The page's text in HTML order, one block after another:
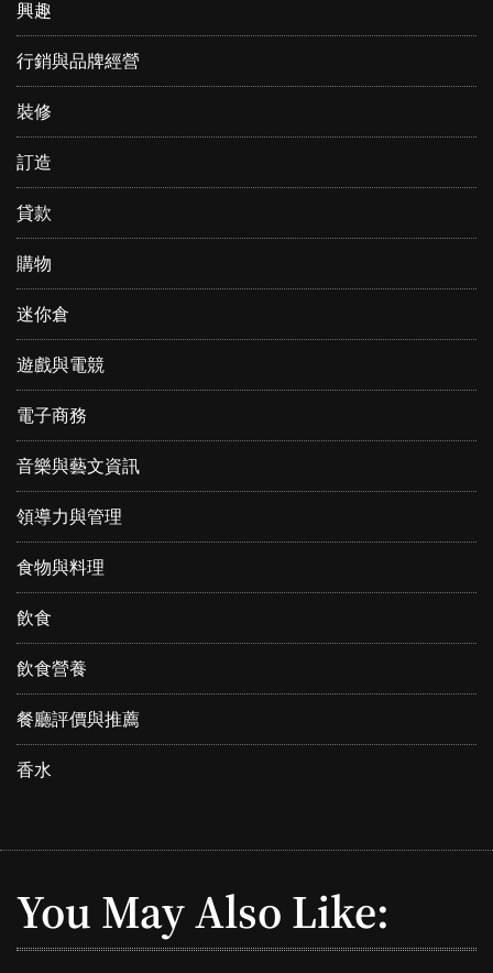
興趣
行銷與品牌經營
裝修
訂造
貸款
購物
迷你倉
遊戲與電競
電子商務
音樂與藝文資訊
領導力與管理
食物與料理
飲食
飲食營養
餐廳評價與推薦
香水
You May Also Like: